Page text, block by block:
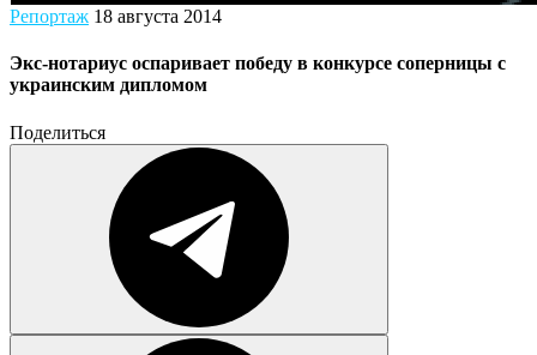
Репортаж 18 августа 2014
Экс-нотариус оспаривает победу в конкурсе соперницы с
украинским дипломом
Поделиться